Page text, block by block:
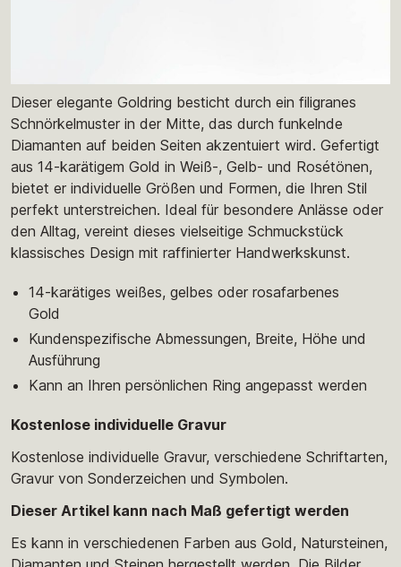
Dieser elegante Goldring besticht durch ein filigranes
Schnörkelmuster in der Mitte, das durch funkelnde
Diamanten auf beiden Seiten akzentuiert wird. Gefertigt
aus 14-karätigem Gold in Weiß-, Gelb- und Rosétönen,
bietet er individuelle Größen und Formen, die Ihren Stil
perfekt unterstreichen. Ideal für besondere Anlässe oder
den Alltag, vereint dieses vielseitige Schmuckstück
klassisches Design mit raffinierter Handwerkskunst.
14-karätiges weißes, gelbes oder rosafarbenes
Gold
Kundenspezifische Abmessungen, Breite, Höhe und
Ausführung
Kann an Ihren persönlichen Ring angepasst werden
Kostenlose individuelle Gravur
Kostenlose individuelle Gravur, verschiedene Schriftarten,
Gravur von Sonderzeichen und Symbolen.
Dieser Artikel kann nach Maß gefertigt werden
Es kann in verschiedenen Farben aus Gold, Natursteinen,